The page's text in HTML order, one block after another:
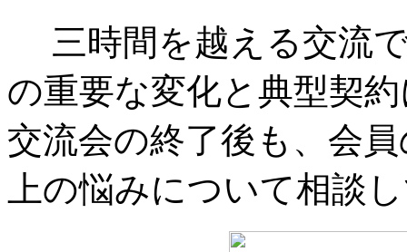
三時間を越える交流
の重要な変化と典型契
交流会の終了後も、会
上の悩みについて相談